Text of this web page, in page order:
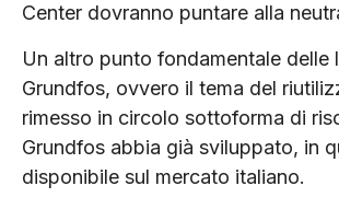
Center dovranno puntare alla
Un altro punto fondamentale delle
Grundfos, ovvero il tema del
rimesso in circolo sottoforma di
Grundfos abbia già sviluppato, in
disponibile sul mercato italiano.